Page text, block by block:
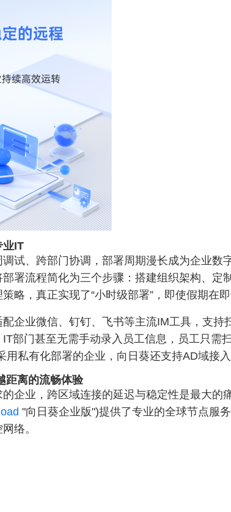
业IT
试、跨部门协调，部署周期漫长成为企业数
署流程简化为三个步骤：搭建组织架构、定
略，真正实现了“小时级部署”，即使假期在
企业微信、钉钉、飞书等主流IM工具，支持
部门甚至无需手动录入员工信息，员工只需
用私有化部署的企业，向日葵还支持AD域接
距离的流畅体验
企业，跨区域连接的延迟与稳定性是最大的痛
"向日葵企业版")提供了专业的全球节点服
络。